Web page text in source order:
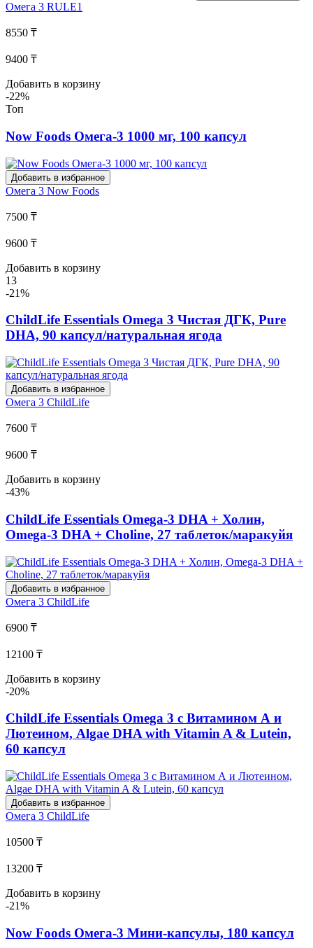
Омега 3 RULE1
8550 ₸
9400 ₸
Добавить в корзину
-22%
Топ
Now Foods Омега-3 1000 мг, 100 капсул
Добавить в избранное
Омега 3 Now Foods
7500 ₸
9600 ₸
Добавить в корзину
13
-21%
ChildLife Essentials Omega 3 Чистая ДГК, Pure
DHA, 90 капсул/натуральная ягода
Добавить в избранное
Омега 3 ChildLife
7600 ₸
9600 ₸
Добавить в корзину
-43%
ChildLife Essentials Omega-3 DHA + Холин,
Omega-3 DHA + Choline, 27 таблеток/маракуйя
Добавить в избранное
Омега 3 ChildLife
6900 ₸
12100 ₸
Добавить в корзину
-20%
ChildLife Essentials Omega 3 с Витамином А и
Лютеином, Algae DHA with Vitamin A & Lutein,
60 капсул
Добавить в избранное
Омега 3 ChildLife
10500 ₸
13200 ₸
Добавить в корзину
-21%
Now Foods Омега-3 Мини-капсулы, 180 капсул